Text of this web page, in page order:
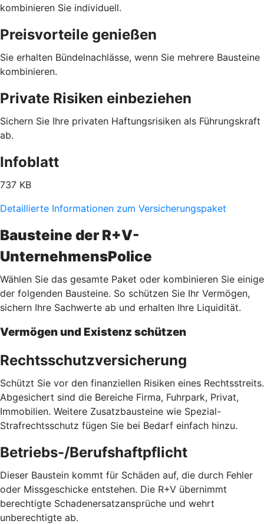
kombinieren Sie individuell.
Preisvorteile genießen
Sie erhalten Bündelnachlässe, wenn Sie mehrere Bausteine
kombinieren.
Private Risiken einbeziehen
Sichern Sie Ihre privaten Haftungsrisiken als Führungskraft
ab.
Infoblatt
737 KB
Detaillierte Informationen zum Versicherungspaket
Bausteine der R+V-
UnternehmensPolice
Wählen Sie das gesamte Paket oder kombinieren Sie einige
der folgenden Bausteine. So schützen Sie Ihr Vermögen,
sichern Ihre Sachwerte ab und erhalten Ihre Liquidität.
Vermögen und Existenz schützen
Rechtsschutzversicherung
Schützt Sie vor den finanziellen Risiken eines Rechtsstreits.
Abgesichert sind die Bereiche Firma, Fuhrpark, Privat,
Immobilien. Weitere Zusatzbausteine wie Spezial-
Strafrechtsschutz fügen Sie bei Bedarf einfach hinzu.
Betriebs-/Berufshaftpflicht
Dieser Baustein kommt für Schäden auf, die durch Fehler
oder Missgeschicke entstehen. Die R+V übernimmt
berechtigte Schadenersatzansprüche und wehrt
unberechtigte ab.